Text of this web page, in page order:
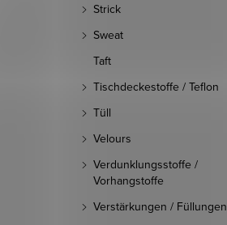
Strick
Sweat
Taft
Tischdeckestoffe / Teflon
Tüll
Velours
Verdunklungsstoffe /
Vorhangstoffe
Verstärkungen / Füllungen